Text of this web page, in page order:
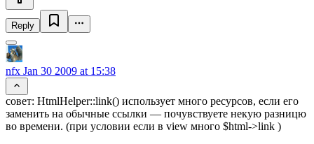
Reply
nfx Jan 30 2009 at 15:38
совет: HtmlHelper::link() использует много ресурсов, если его
заменить на обычные ссылки — почувствуете некую разницю
во времени. (при условии если в view много $html->link )